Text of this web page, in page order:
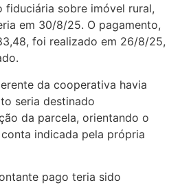
fiduciária sobre imóvel rural,
em 30/8/25. O pagamento,
foi realizado em 26/8/25,
da cooperativa havia
seria destinado
da parcela, orientando o
indicada pela própria
pago teria sido